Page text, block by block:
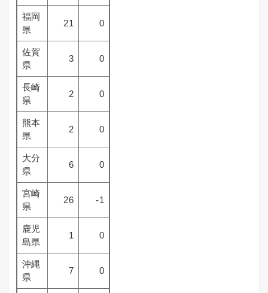
福岡
県
21 0
佐賀
県
3 0
長崎
県
2 0
熊本
県
2 0
大分
県
6 0
宮崎
県
26 -1
鹿児
島県
1 0
沖縄
県
7 0